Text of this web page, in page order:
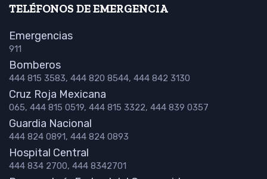
TELÉFONOS DE EMERGENCIA
Emergencias
911
Bomberos
444 815 3583, 444 820 8544, 444 842 3130
Cruz Roja Mexicana
065, 444 815 0519, 444 815 3322, 444 839 0357
Guardia Nacional
444 824 0891, 444 824 0893
Hospital Central
444 834 2700, 444 8342701